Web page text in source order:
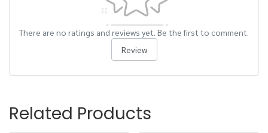
There are no ratings and reviews yet. Be the first to comment.
Review
Related Products